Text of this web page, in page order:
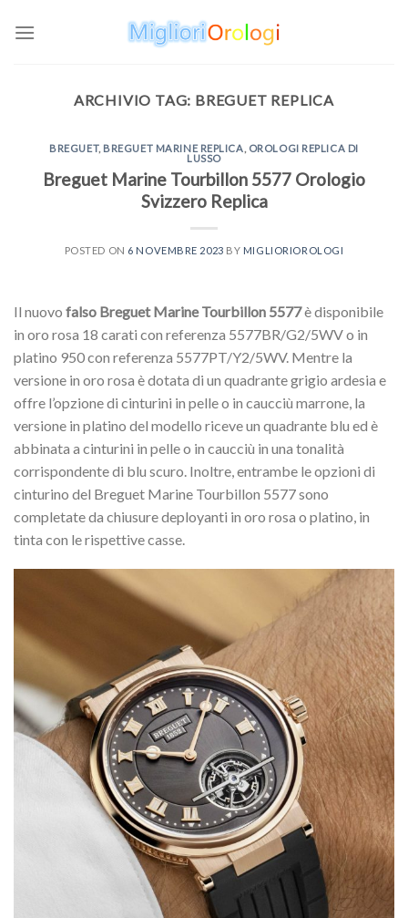
ARCHIVIO TAG: BREGUET REPLICA
BREGUET, BREGUET MARINE REPLICA, OROLOGI REPLICA DI
LUSSO
Breguet Marine Tourbillon 5577 Orologio
Svizzero Replica
POSTED ON 6 NOVEMBRE 2023 BY MIGLIORIOROLOGI
Il nuovo falso Breguet Marine Tourbillon 5577è disponibile
in oro rosa 18 carati con referenza 5577BR/G2/5WV o in
platino 950 con referenza 5577PT/Y2/5WV. Mentre la
versione in oro rosa è dotata di un quadrante grigio ardesia e
offre l’opzione di cinturini in pelle o in caucciù marrone, la
versione in platino del modello riceve un quadrante blu ed è
abbinata a cinturini in pelle o in caucciù in una tonalità
corrispondente di blu scuro. Inoltre, entrambe le opzioni di
cinturino del Breguet Marine Tourbillon 5577 sono
completate da chiusure deployanti in oro rosa o platino, in
tinta con le rispettive casse.